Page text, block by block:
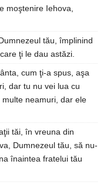
moştenire Iehova,
tău, împlinind
ţi le dau astăzi.
cum ţi-a spus, aşa
dar tu nu vei lua cu
neamuri, dar ele
tăi, în vreuna din
Dumnezeul tău, să nu-
înaintea fratelui tău